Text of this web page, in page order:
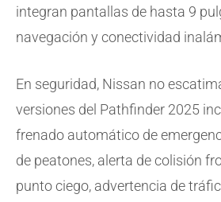
integran pantallas de hasta 9
navegación y conectividad
En seguridad, Nissan no
versiones del Pathfinder 2025
frenado automático de
de peatones, alerta de colisión
punto ciego, advertencia de